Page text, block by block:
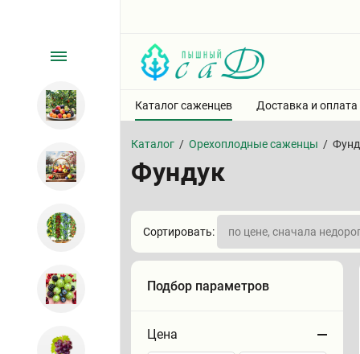
Каталог саженцев Доставка и оплата
Каталог / Орехоплодные саженцы /
Фундук
Сортировать:
Подбор параметров
Цена
Сортировать